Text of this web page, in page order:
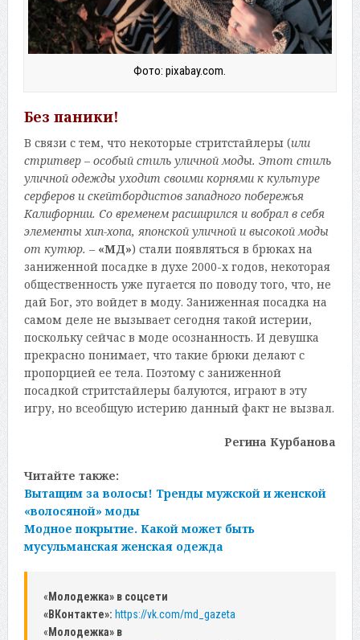
Фото: pixabay.com.
Без паники!
В связи с тем, что некоторые стритстайлеры (или
стритвер – особый стиль уличной моды. Этот стиль
уличной одежды уходит своими корнями к культуре
серферов и скейтбордистов западного побережья
Калифорнии. Со временем расширился и вобрал в себя
элементы хип-хопа, японской уличной и высокой моды
от кутюр. – «МД») стали появляться в брюках на
заниженной посадке в духе 2000-х годов, некоторая
общественность уже пугается по поводу того, что, не
дай Бог, это войдет в моду. Заниженная посадка на
самом деле не вызывает сегодня такой истерии,
поскольку сейчас в моде осознанность. И девушка
прекрасно понимает, что такие брюки делают с
пропорцией ее тела. Поэтому с заниженной
посадкой стритстайлеры балуются, играют в эту
игру, но всеобщую истерию данный факт не вызвал.
Регина Курбанова
Читайте также:
Вытащим за волосы! Тренды мужской и женской
«волосяной» моды
Модное покрытие. Какой может быть
мусульманская женская одежда
« Молодежка» в соцсети
«ВКонтакте»: https://vk.com/md_gazeta
« Молодежка» в